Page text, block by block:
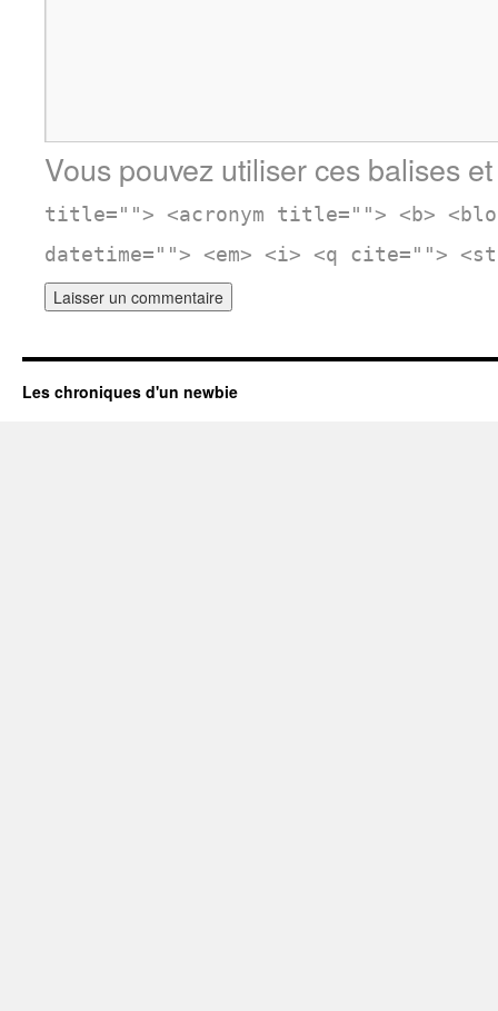
Vous pouvez utiliser ces balises
title=""> <acronym title=""> <b>
datetime=""> <em> <i> <q cite="">
Les chroniques d'un newbie